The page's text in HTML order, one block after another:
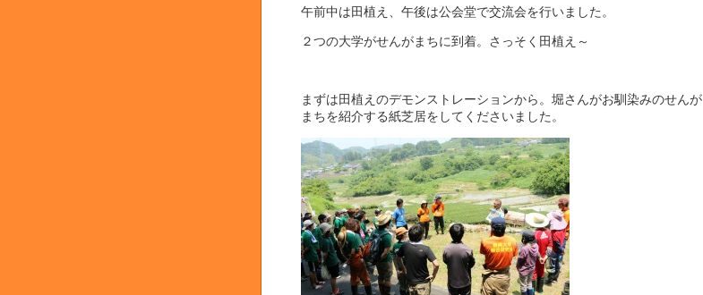
午前中は田植え、午後は公会堂で交流会を行いました。
２つの大学がせんがまちに到着。さっそく田植え～
まずは田植えのデモンストレーションから。堀さんがお馴染みのせんが
まちを紹介する紙芝居をしてくださいました。